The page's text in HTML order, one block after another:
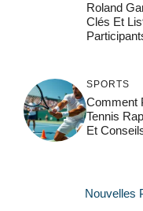
Roland
Clés Et
SPORTS
Comment
Tennis
Et
Nouvelles